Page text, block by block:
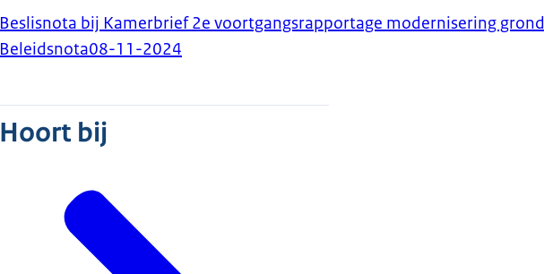
Beslisnota bij Kamerbrief 2e voortgangsrapportage modernisering
Beleidsnota08-11-2024
Hoort bij